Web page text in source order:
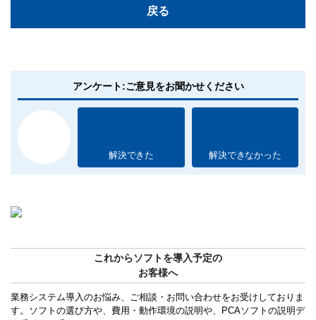
戻る
アンケート:ご意見をお聞かせください
解決できた 解決できなかった
これからソフトを導入予定の
お客様へ
業務システム導入のお悩み、ご相談・お問い合わせをお受けしておりま
す。ソフトの選び方や、費用・動作環境の説明や、PCAソフトの説明デ